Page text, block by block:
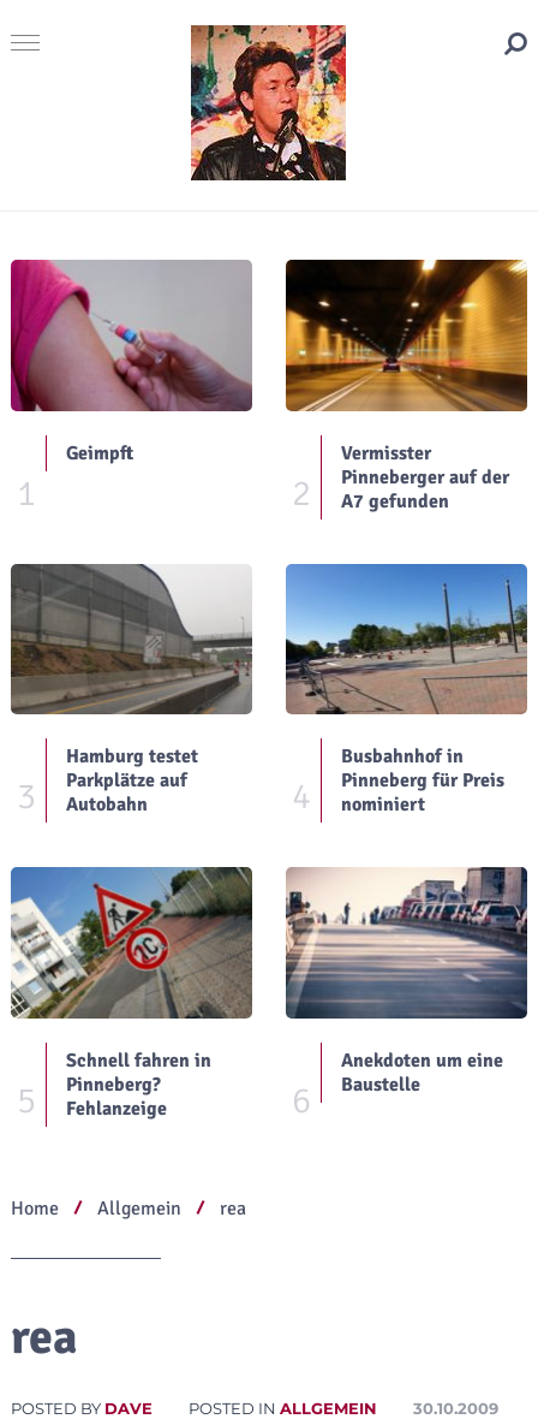
1
Geimpft
2
Vermisster
Pinneberger auf der
A7 gefunden
3
Hamburg testet
Parkplätze auf
Autobahn
4
Busbahnhof in
Pinneberg für Preis
nominiert
5
Schnell fahren in
Pinneberg?
Fehlanzeige
6
Anekdoten um eine
Baustelle
Home Allgemein rea
rea
POSTED BY DAVE POSTED IN ALLGEMEIN 30.10.2009